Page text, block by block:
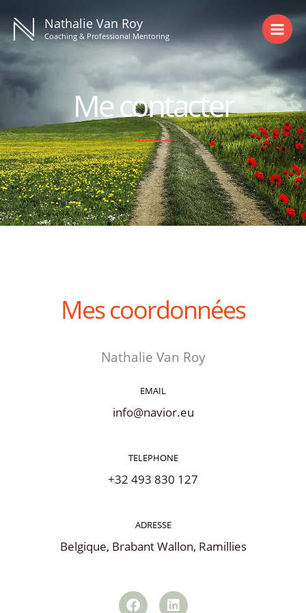
contenu
Nathalie Van Roy
Coaching & Professional Mentoring
Me contacter
Mes coordonnées
Nathalie Van Roy
EMAIL
info@navior.eu
TELEPHONE
+32 493 830 127
ADRESSE
Belgique, Brabant Wallon, Ramillies
F
a
L
i